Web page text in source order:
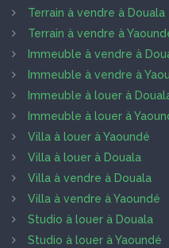
Terrain à vendre à Douala
Terrain à vendre à
Immeuble à vendre à
Immeuble à vendre à
Immeuble à louer à
Immeuble à louer à
Villa à louer à Yaoundé
Villa à louer à Douala
Villa à vendre à Douala
Villa à vendre à Yaoundé
Studio à louer à Douala
Studio à louer à Yaoundé